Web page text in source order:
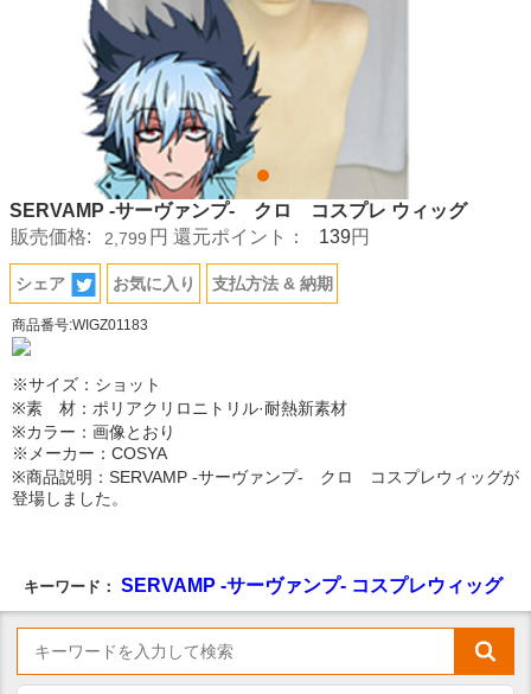
SERVAMP -サーヴァンプ- クロ コスプレ ウィッグ
販売価格:
2,799 円 還元ポイント： 139円
シェア お気に入り 支払方法 & 納期
商品番号:WIGZ01183
※サイズ：ショット
※素 材：ポリアクリロニトリル·耐熱新素材
※カラー：画像とおり
※メーカー：COSYA
※商品説明：SERVAMP -サーヴァンプ- クロ コスプレウィッグが
登場しました。
キーワード： SERVAMP -サーヴァンプ- コスプレウィッグ